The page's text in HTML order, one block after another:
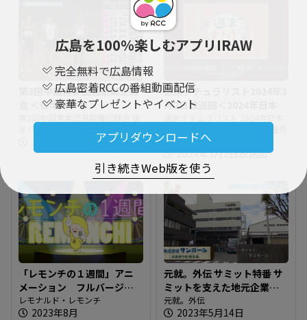
広島を100％楽しむアプリIRAW
完全無料で広島情報
広島密着RCCの番組動画配信
豪華なプレゼントやイベント
アプリダウンロードへ
引き続きWeb版を使う
第3回中国実業団長距離記録
会 ＜後半パート＞
週末ナチュラリスト2024年3
月2日放送回＜2024年日本民
優秀賞＞
賞
2024年3月2日放送回
「レモンチの１週間」アニ
メーション フルバージョ
ン
レモナルド・レモンチ
2023年8月
元就。外伝 サミット特番 サ
ミットを支えた地元企業を
紹介！！
元就。外伝
2023年5月14日